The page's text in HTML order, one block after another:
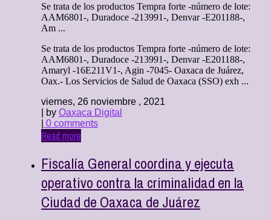
Se trata de los productos Tempra forte -número de lote:
AAM6801-, Duradoce -213991-, Denvar -E201188-,
Am ...
Se trata de los productos Tempra forte -número de lote:
AAM6801-, Duradoce -213991-, Denvar -E201188-,
Amaryl -16E211V1-, Agin -7045- Oaxaca de Juárez,
Oax.- Los Servicios de Salud de Oaxaca (SSO) exh ...
viernes, 26 noviembre , 2021
| by Oaxaca Digital
0 comments
Read more
Fiscalía General coordina y ejecuta
operativo contra la criminalidad en la
Ciudad de Oaxaca de Juárez